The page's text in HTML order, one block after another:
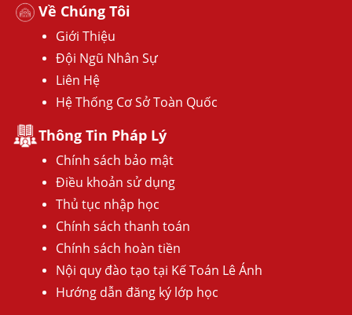
Về Chúng Tôi
Giới Thiệu
Đội Ngũ Nhân Sự
Liên Hệ
Hệ Thống Cơ Sở Toàn Quốc
Thông Tin Pháp Lý
Chính sách bảo mật
Điều khoản sử dụng
Thủ tục nhập học
Chính sách thanh toán
Chính sách hoàn tiền
Nội quy đào tạo tại Kế Toán Lê Ánh
Hướng dẫn đăng ký lớp học